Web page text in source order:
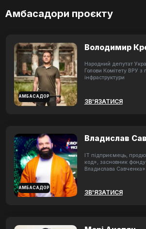
Амбасадори проєкту
АМБАСАДОР
Володимир
Народний депутат
Голови Комітету ВРУ з
інфраструктури
ЗВ'ЯЗАТИСЯ
АМБАСАДОР
Владислав
ІТ підприємець,
код», засновник
Владислава Савченка»
ЗВ'ЯЗАТИСЯ